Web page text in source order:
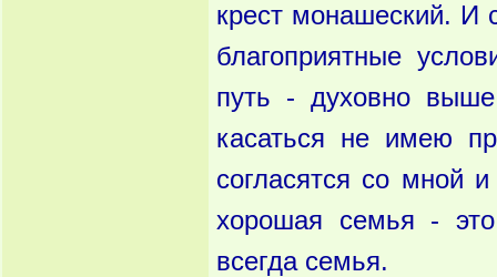
крест монашеский. И
благоприятные
путь - духовно
касаться не имею
согласятся со мной
хорошая семья -
всегда семья.